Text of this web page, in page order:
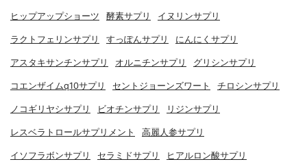
ヒップアップショーツ 酵素サプリ イヌリンサプリ
ラクトフェリンサプリ すっぽんサプリ にんにくサプリ
アスタキサンチンサプリ オルニチンサプリ グリシンサプリ
コエンザイムq10サプリ セントジョーンズワート チロシンサプリ
ノコギリヤシサプリ ビオチンサプリ リジンサプリ
レスベラトロールサプリメント 高麗人参サプリ
イソフラボンサプリ セラミドサプリ ヒアルロン酸サプリ